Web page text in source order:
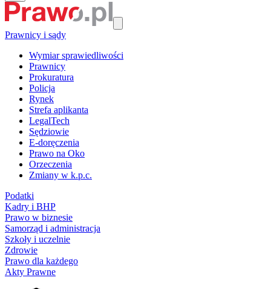
Prawnicy i sądy
Wymiar sprawiedliwości
Prawnicy
Prokuratura
Policja
Rynek
Strefa aplikanta
LegalTech
Sędziowie
E-doręczenia
Prawo na Oko
Orzeczenia
Zmiany w k.p.c.
Podatki
Kadry i BHP
Prawo w biznesie
Samorząd i administracja
Szkoły i uczelnie
Zdrowie
Prawo dla każdego
Akty Prawne